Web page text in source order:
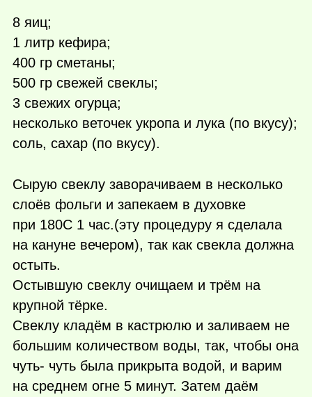
8 яиц;
1 литр кефира;
400 гр сметаны;
500 гр свежей свеклы;
3 свежих огурца;
несколько веточек укропа и лука (по вкусу);
соль, сахар (по вкусу).
Сырую свеклу заворачиваем в несколько
слоёв фольги и запекаем в духовке
при 180С 1 час.(эту процедуру я сделала
на кануне вечером), так как свекла должна
остыть.
Остывшую свеклу очищаем и трём на
крупной тёрке.
Свеклу кладём в кастрюлю и заливаем не
большим количеством воды, так, чтобы она
чуть- чуть была прикрыта водой, и варим
на среднем огне 5 минут. Затем даём